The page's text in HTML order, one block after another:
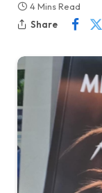
4 Mins Read
Share